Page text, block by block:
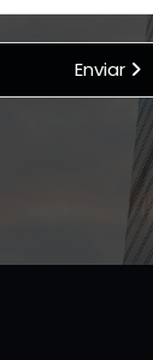
Enviar